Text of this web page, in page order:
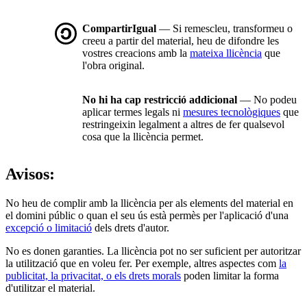
CompartirIgual — Si remescleu, transformeu o
creeu a partir del material, heu de difondre les
vostres creacions amb la mateixa llicència que
l'obra original.
No hi ha cap restricció addicional — No podeu
aplicar termes legals ni mesures tecnològiques que
restringeixin legalment a altres de fer qualsevol
cosa que la llicència permet.
Avisos:
No heu de complir amb la llicència per als elements del material en
el domini públic o quan el seu ús està permès per l'aplicació d'una
excepció o limitació dels drets d'autor.
No es donen garanties. La llicència pot no ser suficient per autoritzar
la utilització que en voleu fer. Per exemple, altres aspectes com la
publicitat, la privacitat, o els drets morals poden limitar la forma
d'utilitzar el material.